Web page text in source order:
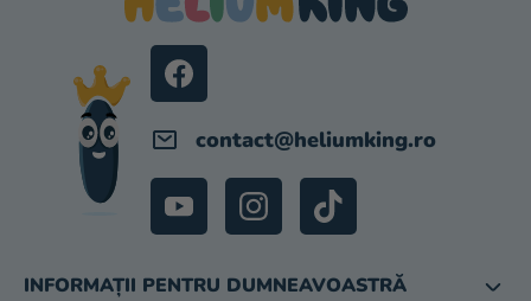
contact@heliumking.ro
INFORMAȚII PENTRU DUMNEAVOASTRĂ